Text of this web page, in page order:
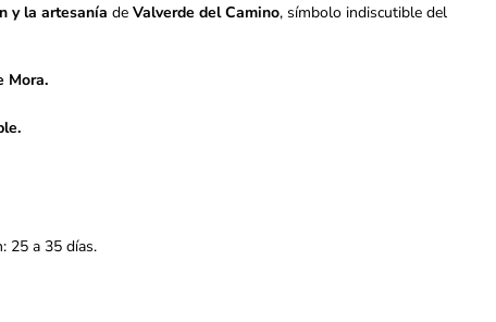
y la artesanía de Valverde del Camino, símbolo indiscutible del
Mora.
25 a 35 días.